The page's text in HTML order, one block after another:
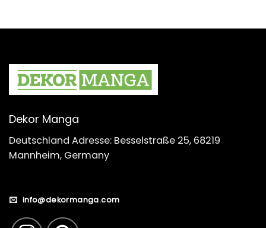
Dekor Manga
Deutschland Adresse: Besselstraße 25, 68219
Mannheim, Germany
info@dekormanga.com